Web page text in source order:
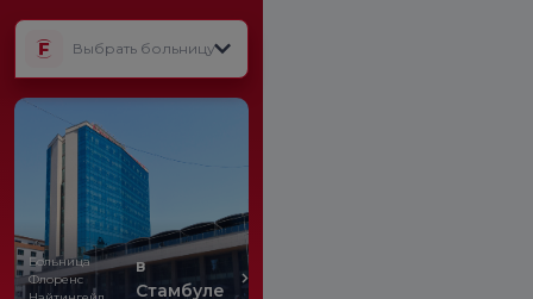
Больница
Флоренс
в
Стамбуле
Выбрать больницу